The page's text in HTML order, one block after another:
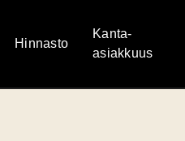
Hinnasto
Kanta-
asiakkuus